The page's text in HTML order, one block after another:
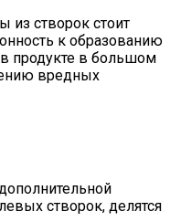
из створок стоит
к образованию
продукте в большом
вредных
створок, делятся